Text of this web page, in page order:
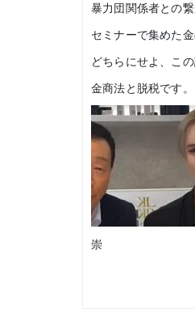
暴力団関係者との
セミナーで集めた
どちらにせよ、こ
金商法と脱税です。
崇